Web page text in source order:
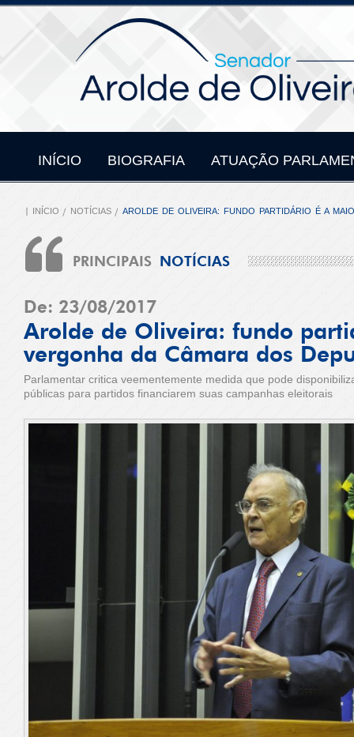
INÍCIO BIOGRAFIA ATUAÇÃO
INÍCIO NOTÍCIAS AROLDE DE OLIVEIRA: FUNDO PARTIDÁRIO É A
PRINCIPAIS NOTÍCIAS
De: 23/08/2017
Arolde de Oliveira: fundo
vergonha da Câmara dos
Parlamentar critica veementemente medida que pode
públicas para partidos financiarem suas campanhas eleitorais